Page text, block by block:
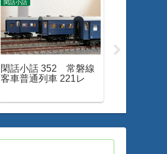
閑話小話
閑話小話 352 常磐線
客車普通列車 221レ